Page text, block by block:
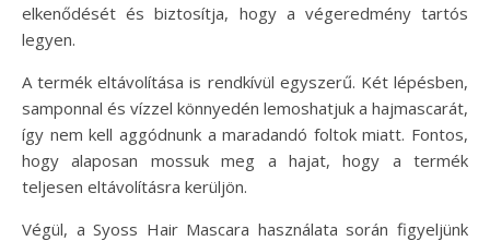
elkenődését és biztosítja, hogy a végeredmény tartós
legyen.
A termék eltávolítása is rendkívül egyszerű. Két lépésben,
samponnal és vízzel könnyedén lemoshatjuk a hajmascarát,
így nem kell aggódnunk a maradandó foltok miatt. Fontos,
hogy alaposan mossuk meg a hajat, hogy a termék
teljesen eltávolításra kerüljön.
Végül, a Syoss Hair Mascara használata során figyeljünk